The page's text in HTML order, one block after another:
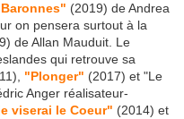
(2019) de Andrea
on pensera surtout à la
de Allan Mauduit. Le
qui retrouve sa
"Plonger" (2017) et "Le
Anger réalisateur-
viserai le Coeur" (2014) et